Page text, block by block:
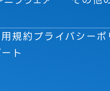
規約プライバシー
ト